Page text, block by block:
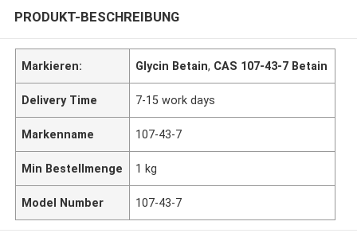
PRODUKT-BESCHREIBUNG
Markieren: Glycin Betain, CAS 107-43-7 Betain
Delivery Time 7-15 work days
Markenname 107-43-7
Min Bestellmenge 1 kg
Model Number 107-43-7